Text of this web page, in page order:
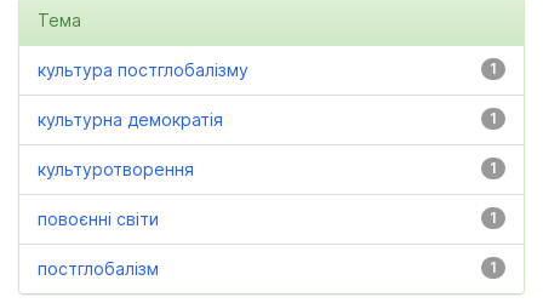
Тема
1
культура постглобалізму
1
культурна демократія
1
культуротворення
1
повоєнні світи
1
постглобалізм